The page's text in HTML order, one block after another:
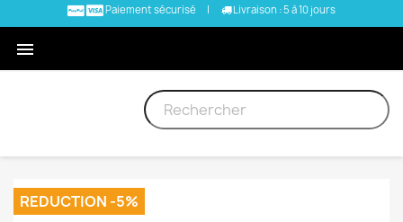
Paiement sécurisé | Livraison : 5 à 10 jours

REDUCTION -5%